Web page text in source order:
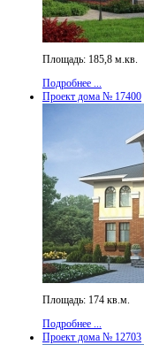
Площадь: 185,8 м.кв.
Подробнее ...
Проект дома № 17400
Площадь: 174 кв.м.
Подробнее ...
Проект дома № 12703